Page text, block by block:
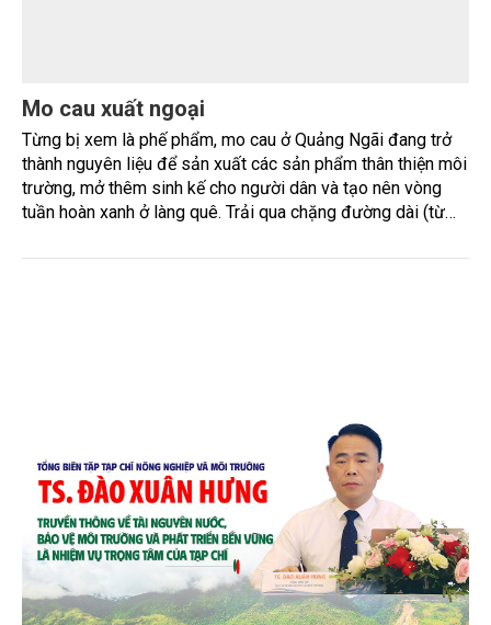
Mo cau xuất ngoại
Từng bị xem là phế phẩm, mo cau ở Quảng Ngãi đang trở
thành nguyên liệu để sản xuất các sản phẩm thân thiện môi
trường, mở thêm sinh kế cho người dân và tạo nên vòng
tuần hoàn xanh ở làng quê. Trải qua chặng đường dài (từ
2020 đến nay), chén, dĩa... từ mo cau đã được thị trường